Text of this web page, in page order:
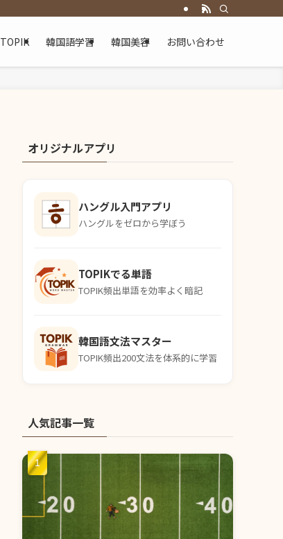
TOPIK 韓国語学習 韓国美容 お問い合わせ
オリジナルアプリ
ハングル入門アプリ
ハングルをゼロから学ぼう
TOPIKでる単語
TOPIK頻出単語を効率よく暗記
韓国語文法マスター
TOPIK頻出200文法を体系的に学習
人気記事一覧